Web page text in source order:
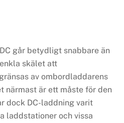
går betydligt snabbare än
skälet att
av ombordladdarens
närmast är ett måste för den
dock DC-laddning varit
laddstationer och vissa